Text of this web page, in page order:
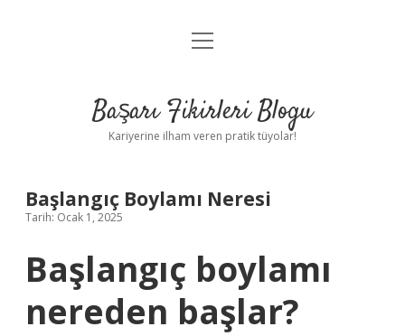
Anasayfa
Yasal Uyarı
menüyü
Başarı Fikirleri Blogu
Kariyerine ilham veren pratik tüyolar!
Başlangıç Boylamı Neresi
Tarih: Ocak 1, 2025
Başlangıç boylamı
nereden başlar?